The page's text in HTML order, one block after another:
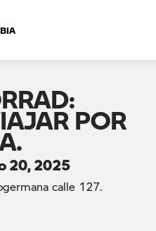
POR
20, 2025
calle 127.